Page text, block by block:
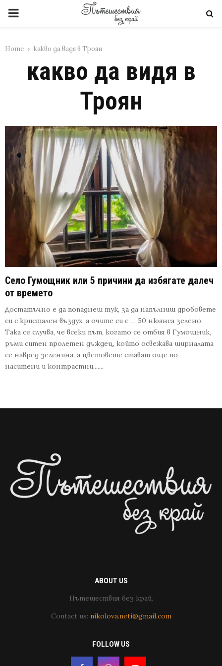
PRIMARY
Home какво да видя в Троян
какво да видя в
Троян
Село Гумощник или 5 причини да избягате далеч
от времето
Достатъчно е да попаднеш тук, за да напълниш дробовете
си с кристален въздух, а очите си с … 50 нюанса зелено.
Така се случва, че всеки път, когато се отбия в Гумощник,
ръми ситен пролетен дъждец, който освежава ширналата
се навред зеленина, а цветовете стават още по-
наситени и контрастни,......
ABOUT US
Пътешествия без край.
Contact us: nikolova.neti@gmail.com
FOLLOW US